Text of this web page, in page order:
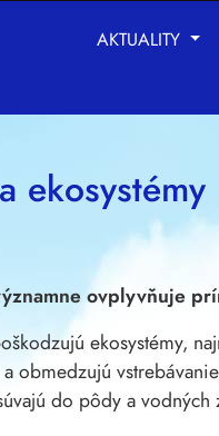
AKTUALITY
ekosystémy
ovplyvňuje
ekosystémy,
obmedzujú
do pôdy a